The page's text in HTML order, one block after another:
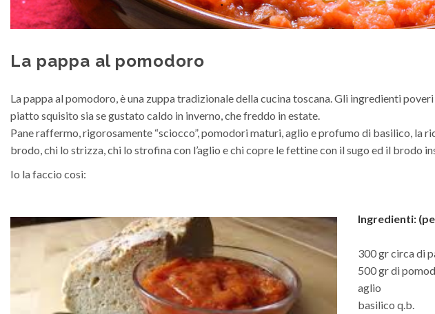
La pappa al pomodoro
La pappa al pomodoro, è una zuppa tradizionale della cucina toscana. Gli ingredienti
piatto squisito sia se gustato caldo in inverno, che freddo in estate.
Pane raffermo, rigorosamente “sciocco”, pomodori maturi, aglio e profumo di basilico, la
brodo, chi lo strizza, chi lo strofina con l’aglio e chi copre le fettine con il sugo ed il brodo
Io la faccio così:
Ingredienti:
300 gr circa di
500 gr di
aglio
basilico q.b.